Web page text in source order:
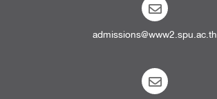
admissions@www2.spu.ac.th